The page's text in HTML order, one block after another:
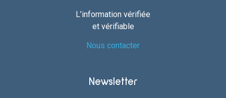
L’information vérifiée
et vérifiable
Nous contacter
Newsletter